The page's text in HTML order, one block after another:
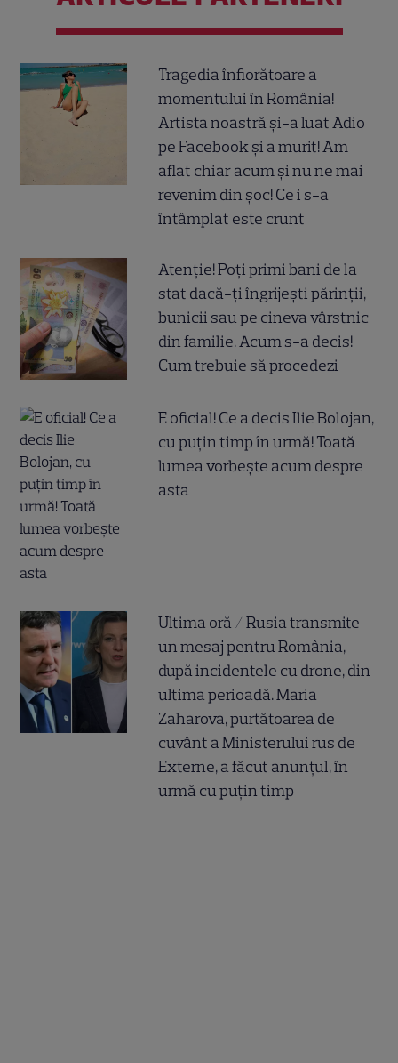
Tragedia înfiorătoare a
momentului în România!
Artista noastră și-a luat Adio
pe Facebook și a murit! Am
aflat chiar acum și nu ne mai
revenim din șoc! Ce i s-a
întâmplat este crunt
Atenție! Poți primi bani de la
stat dacă-ți îngrijești părinții,
bunicii sau pe cineva vârstnic
din familie. Acum s-a decis!
Cum trebuie să procedezi
E oficial! Ce a decis Ilie Bolojan,
cu puțin timp în urmă! Toată
lumea vorbește acum despre
asta
Ultima oră / Rusia transmite
un mesaj pentru România,
după incidentele cu drone, din
ultima perioadă. Maria
Zaharova, purtătoarea de
cuvânt a Ministerului rus de
Externe, a făcut anunțul, în
urmă cu puțin timp